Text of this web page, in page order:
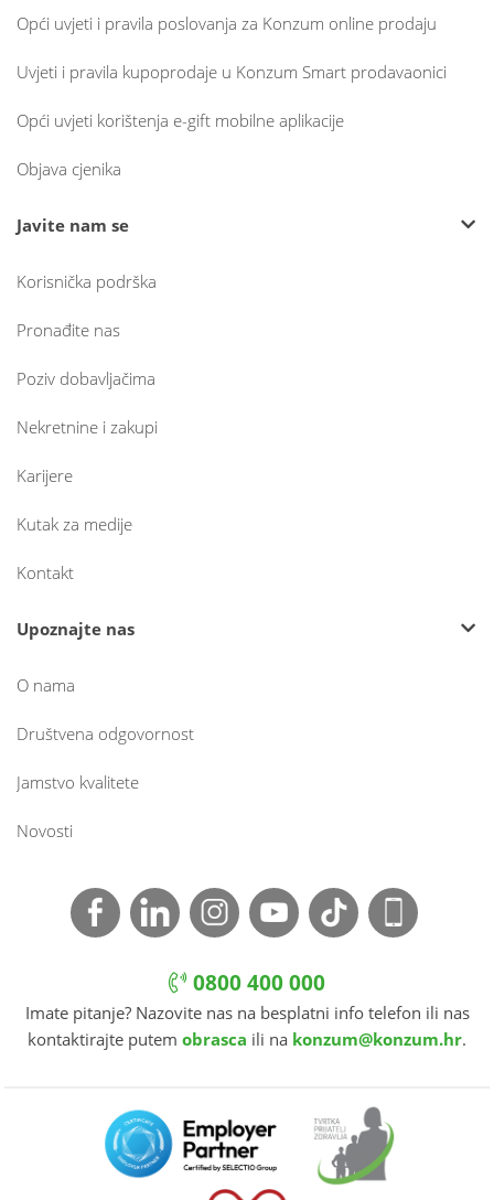
Opći uvjeti i pravila poslovanja za Konzum online prodaju
Uvjeti i pravila kupoprodaje u Konzum Smart prodavaonici
Opći uvjeti korištenja e-gift mobilne aplikacije
Objava cjenika
Javite nam se
Korisnička podrška
Pronađite nas
Poziv dobavljačima
Nekretnine i zakupi
Karijere
Kutak za medije
Kontakt
Upoznajte nas
O nama
Društvena odgovornost
Jamstvo kvalitete
Novosti
0800 400 000
Imate pitanje? Nazovite nas na besplatni info telefon ili nas
kontaktirajte putem obrasca ili na konzum@konzum.hr.